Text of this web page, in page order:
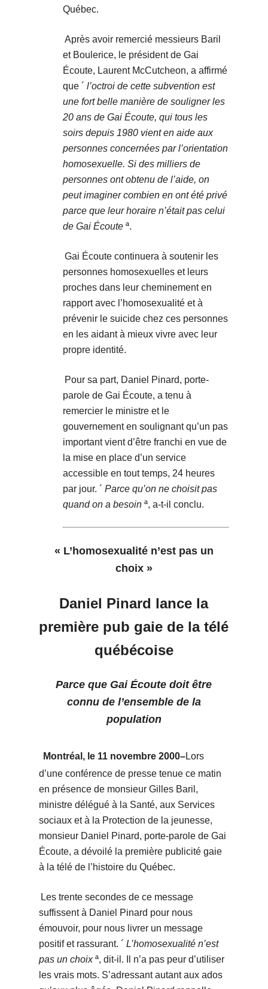
Québec.
Après avoir remercié messieurs Baril
et Boulerice, le président de Gai
Écoute, Laurent McCutcheon, a affirmé
que ´ l’octroi de cette subvention est
une fort belle manière de souligner les
20 ans de Gai Écoute, qui tous les
soirs depuis 1980 vient en aide aux
personnes concernées par l’orientation
homosexuelle. Si des milliers de
personnes ont obtenu de l’aide, on
peut imaginer combien en ont été privé
parce que leur horaire n’était pas celui
de Gai Écouteª.
Gai Écoute continuera à soutenir les
personnes homosexuelles et leurs
proches dans leur cheminement en
rapport avec l’homosexualité et à
prévenir le suicide chez ces personnes
en les aidant à mieux vivre avec leur
propre identité.
Pour sa part, Daniel Pinard, porte-
parole de Gai Écoute, a tenu à
remercier le ministre et le
gouvernement en soulignant qu’un pas
important vient d’être franchi en vue de
la mise en place d’un service
accessible en tout temps, 24 heures
par jour. ´ Parce qu’on ne choisit pas
quand on a besoinª, a-t-il conclu.
« L’homosexualité n’est pas un
choix »
Daniel Pinard lance la
première pub gaie de la télé
québécoise
Parce que Gai Écoute doit être
connu de l’ensemble de la
population
Montréal, le 11 novembre 2000–Lors
d’une conférence de presse tenue ce matin
en présence de monsieur Gilles Baril,
ministre délégué à la Santé, aux Services
sociaux et à la Protection de la jeunesse,
monsieur Daniel Pinard, porte-parole de Gai
Écoute, a dévoilé la première publicité gaie
à la télé de l’histoire du Québec.
Les trente secondes de ce message
suffissent à Daniel Pinard pour nous
émouvoir, pour nous livrer un message
positif et rassurant. ´ L’homosexualité n’est
pas un choixª, dit-il. Il n’a pas peur d’utiliser
les vrais mots. S’adressant autant aux ados